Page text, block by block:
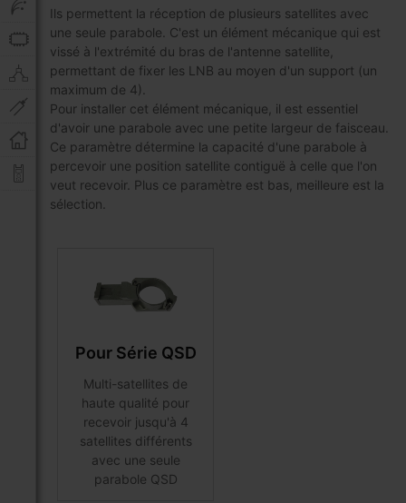
Ils permettent la réception de plusieurs satellites avec
une seule parabole. C'est un élément mécanique qui est
vissé à l'extrémité du bras de l'antenne satellite,
permettant de fixer les LNB au moyen d'un support (un
maximum de 4).
Pour installer cet élément mécanique, il est essentiel
d'avoir une parabole avec une petite largeur de faisceau.
Ce paramètre détermine la capacité d'une parabole à
percevoir une position satellite contiguë à celle que l'on
veut recevoir. Plus ce paramètre est bas, meilleure est la
sélection.
Pour Série QSD
Multi-satellites de
haute qualité pour
recevoir jusqu'à 4
satellites différents
avec une seule
parabole QSD